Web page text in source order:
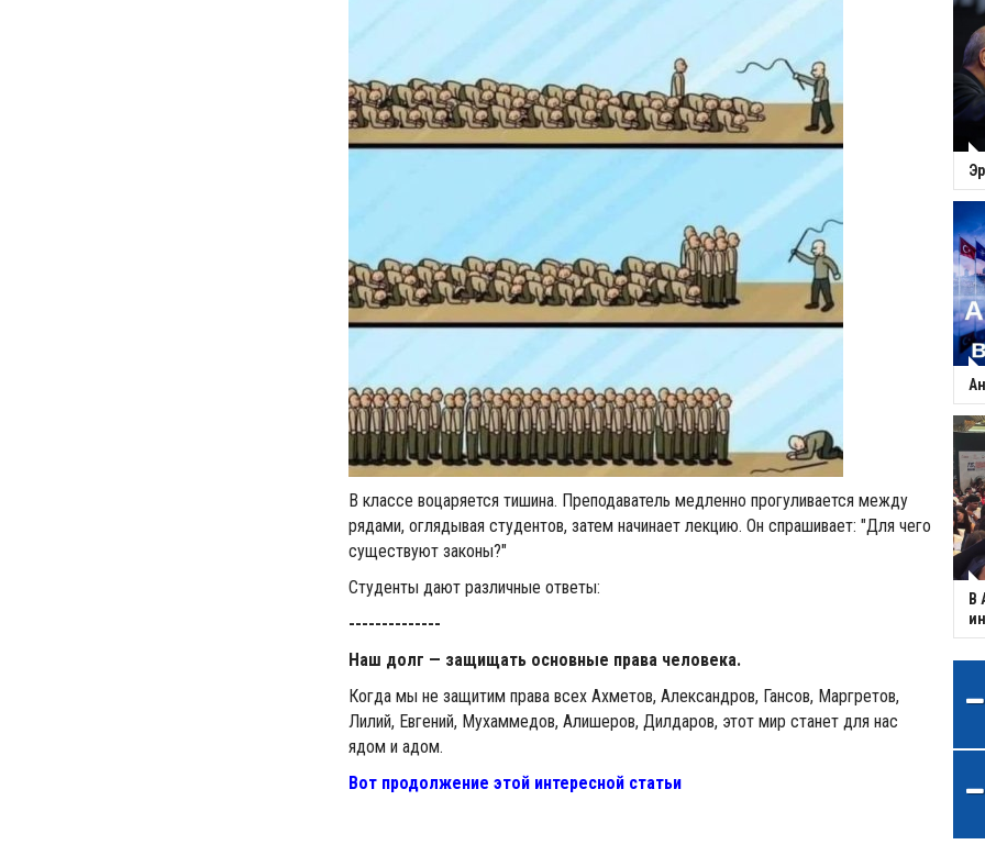
В классе воцаряется тишина. Преподаватель медленно прогуливается между
рядами, оглядывая студентов, затем начинает лекцию. Он спрашивает: "Для чего
существуют законы?"​
Студенты дают различные ответы:
--------------
Наш долг — защищать основные права человека.​
Когда мы не защитим права всех Ахметов, Александров, Гансов, Маргретов,
Лилий, Евгений, Мухаммедов, Алишеров, Дилдаров, этот мир станет для нас
ядом и адом.
Вот продолжение этой интересной статьи
В